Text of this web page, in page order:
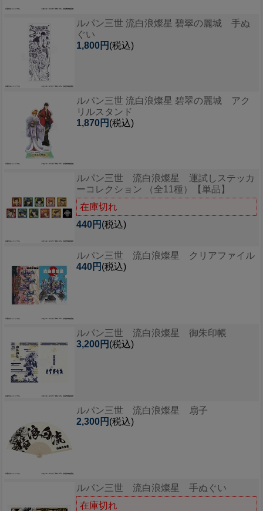
ルパン三世 流白浪燦星 碧翠の麗城 手ぬ
ぐい
1,800円 (税込)
ルパン三世 流白浪燦星 碧翠の麗城 アク
リルスタンド
1,870円 (税込)
ルパン三世 流白浪燦星 運試しステッカ
ーコレクション （全11種）【単品】
在庫切れ
440円 (税込)
ルパン三世 流白浪燦星 クリアファイル
440円 (税込)
ルパン三世 流白浪燦星 御朱印帳
3,200円 (税込)
ルパン三世 流白浪燦星 扇子
2,300円 (税込)
ルパン三世 流白浪燦星 手ぬぐい
在庫切れ